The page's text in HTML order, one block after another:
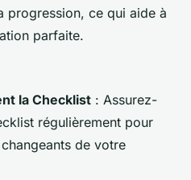
progression, ce qui aide à
parfaite.
la Checklist : Assurez-
régulièrement pour
de votre